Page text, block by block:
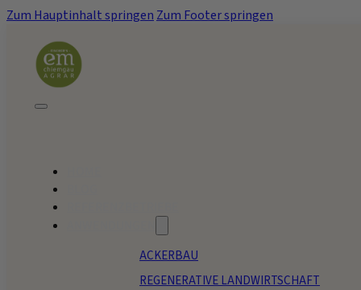
Zum Hauptinhalt springen Zum Footer springen
ACKERBAU
REGENERATIVE LANDWIRTSCHAFT